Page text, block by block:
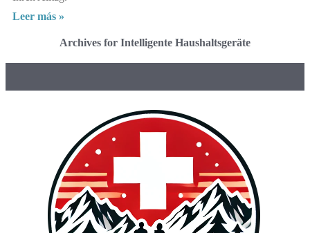
Leer más »
Archives for Intelligente Haushaltsgeräte